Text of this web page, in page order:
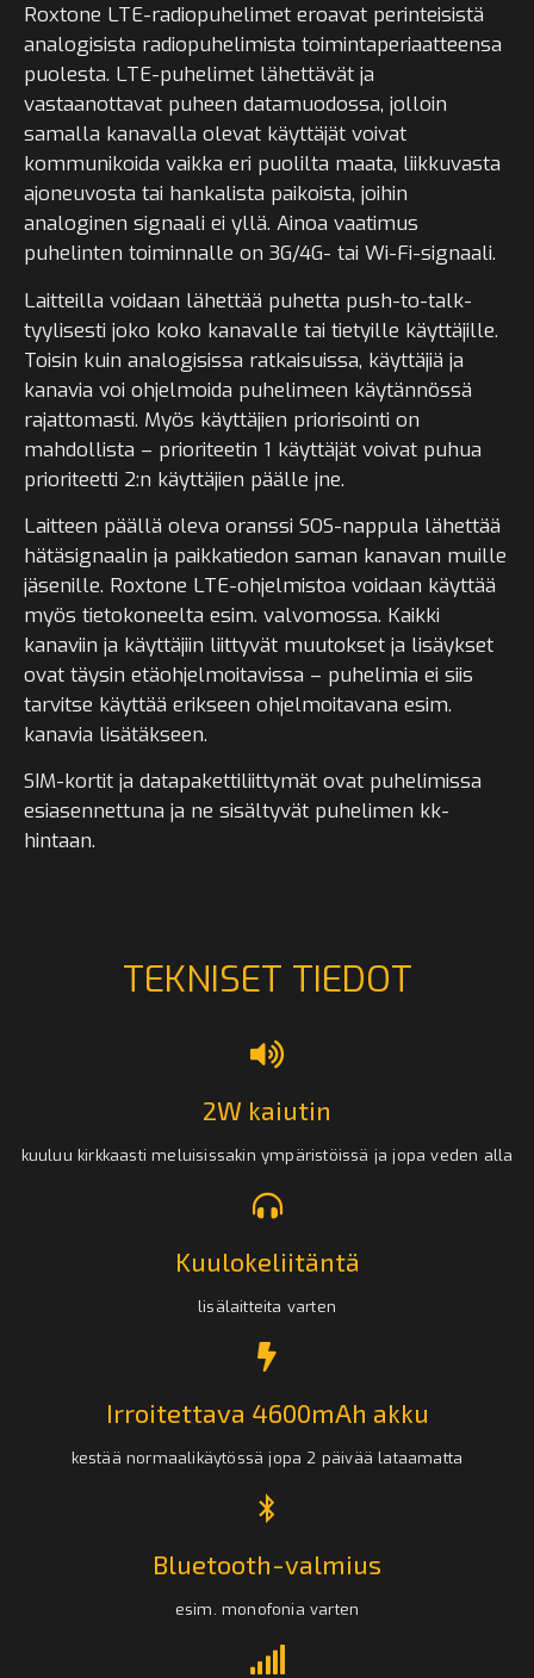
Roxtone LTE-radiopuhelimet eroavat perinteisistä
analogisista radiopuhelimista toimintaperiaatteensa
puolesta. LTE-puhelimet lähettävät ja
vastaanottavat puheen datamuodossa, jolloin
samalla kanavalla olevat käyttäjät voivat
kommunikoida vaikka eri puolilta maata, liikkuvasta
ajoneuvosta tai hankalista paikoista, joihin
analoginen signaali ei yllä. Ainoa vaatimus
puhelinten toiminnalle on 3G/4G- tai Wi-Fi-signaali.
Laitteilla voidaan lähettää puhetta push-to-talk-
tyylisesti joko koko kanavalle tai tietyille käyttäjille.
Toisin kuin analogisissa ratkaisuissa, käyttäjiä ja
kanavia voi ohjelmoida puhelimeen käytännössä
rajattomasti. Myös käyttäjien priorisointi on
mahdollista – prioriteetin 1 käyttäjät voivat puhua
prioriteetti 2:n käyttäjien päälle jne.
Laitteen päällä oleva oranssi SOS-nappula lähettää
hätäsignaalin ja paikkatiedon saman kanavan muille
jäsenille. Roxtone LTE-ohjelmistoa voidaan käyttää
myös tietokoneelta esim. valvomossa. Kaikki
kanaviin ja käyttäjiin liittyvät muutokset ja lisäykset
ovat täysin etäohjelmoitavissa – puhelimia ei siis
tarvitse käyttää erikseen ohjelmoitavana esim.
kanavia lisätäkseen.
SIM-kortit ja datapakettiliittymät ovat puhelimissa
esiasennettuna ja ne sisältyvät puhelimen kk-
hintaan.
TEKNISET TIEDOT
2W kaiutin
kuuluu kirkkaasti meluisissakin ympäristöissä ja jopa veden alla
Kuulokeliitäntä
lisälaitteita varten
Irroitettava 4600mAh akku
kestää normaalikäytössä jopa 2 päivää lataamatta
Bluetooth-valmius
esim. monofonia varten